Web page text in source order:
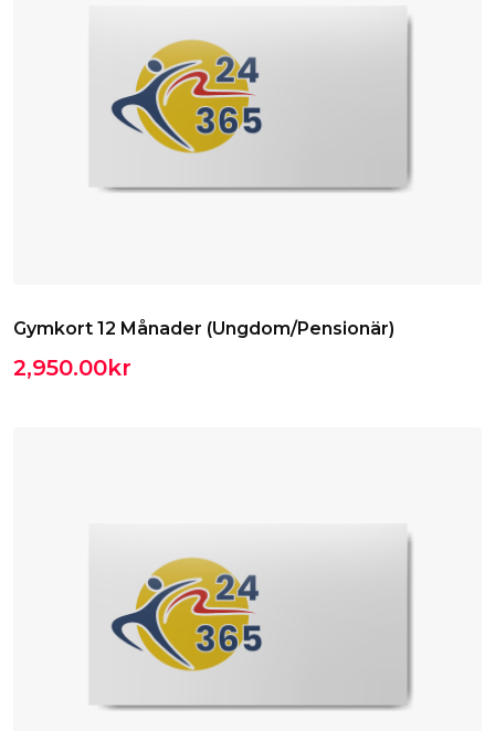
Gymkort 12 Månader (Ungdom/Pensionär)
2,950.00kr